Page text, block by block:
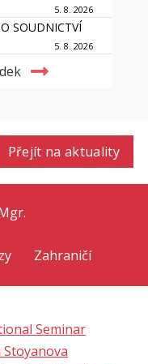
5. 8. 2026
SOUDNICTVÍ
5. 8. 2026
Přejít na aktuality
Zahraničí
Seminar
Stoyanova